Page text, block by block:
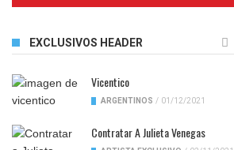
EXCLUSIVOS HEADER
Vicentico
ARGENTINOS / 01/12/2021
Contratar A Julieta Venegas